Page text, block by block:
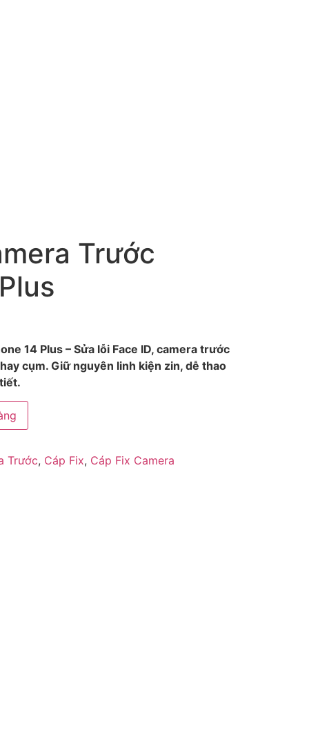
Trước
14 Plus – Sửa lỗi Face ID, camera trước
cụm. Giữ nguyên linh kiện zin, dễ thao
Trước, Cáp Fix, Cáp Fix Camera